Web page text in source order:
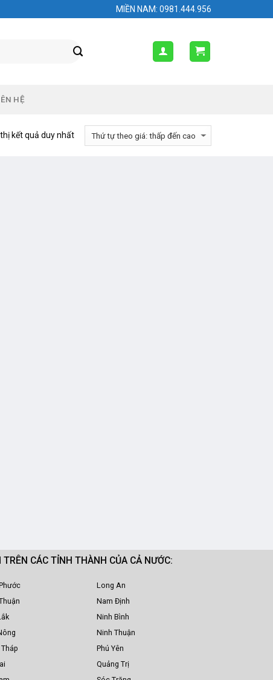
MIỀN NAM: 0981.444.956
HỆ
thị kết quả duy nhất
CÁC TỈNH THÀNH CỦA CẢ NƯỚC:
Long An
Nam Định
Ninh Bình
Ninh Thuận
Phú Yên
Quảng Trị